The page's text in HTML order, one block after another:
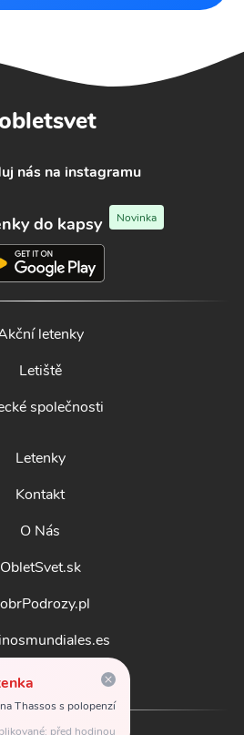
Thassos s polopenzí
před hodinou
nás na instagramu
do kapsy Novinka
letenky
Letiště
společnosti
Letenky
Kontakt
O Nás
ObletSvet.sk